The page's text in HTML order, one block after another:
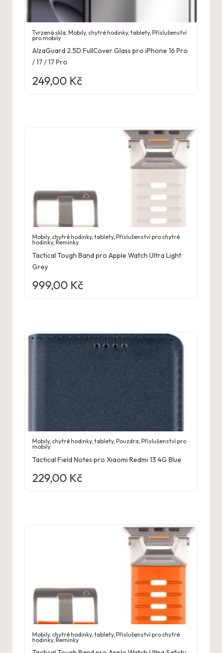
Tvrzená skla ,Mobily, chytré hodinky, tablety,Příslušenství
pro mobily
AlzaGuard 2.5D FullCover Glass pro iPhone 16 Pro
/ 17 / 17 Pro
249,00 Kč
Mobily, chytré hodinky, tablety,Příslušenství pro chytré
hodinky, Řemínky
Tactical Tough Band pro Apple Watch Ultra Light
Grey
999,00 Kč
Mobily, chytré hodinky, tablety,Pouzdra,Příslušenství pro
mobily
Tactical Field Notes pro Xiaomi Redmi 13 4G Blue
229,00 Kč
Mobily, chytré hodinky, tablety,Příslušenství pro chytré
hodinky, Řemínky